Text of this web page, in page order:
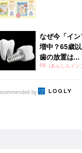
なぜ今「イ
増中？65歳
歯の放置は...
PR（あんしんイン
by